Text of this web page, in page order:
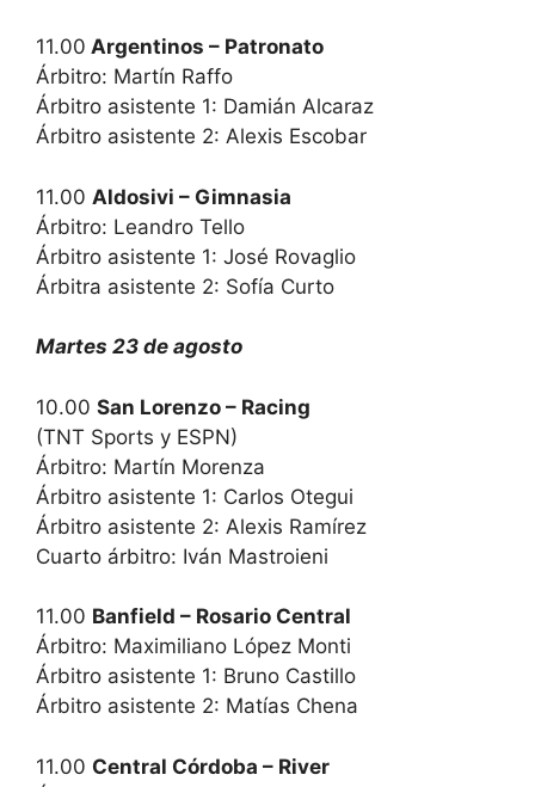
11.00 Argentinos – Patronato
Árbitro: Martín Raffo
Árbitro asistente 1: Damián Alcaraz
Árbitro asistente 2: Alexis Escobar
11.00 Aldosivi – Gimnasia
Árbitro: Leandro Tello
Árbitro asistente 1: José Rovaglio
Árbitra asistente 2: Sofía Curto
Martes 23 de agosto
10.00 San Lorenzo – Racing
(TNT Sports y ESPN)
Árbitro: Martín Morenza
Árbitro asistente 1: Carlos Otegui
Árbitro asistente 2: Alexis Ramírez
Cuarto árbitro: Iván Mastroieni
11.00 Banfield – Rosario Central
Árbitro: Maximiliano López Monti
Árbitro asistente 1: Bruno Castillo
Árbitro asistente 2: Matías Chena
11.00 Central Córdoba – River